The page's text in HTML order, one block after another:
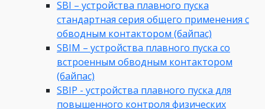
SBI – устройства плавного пуска
стандартная серия общего применения с
обводным контактором (байпас)
SBIM – устройства плавного пуска со
встроенным обводным контактором
(байпас)
SBIP - устройства плавного пуска для
повышенного контроля физических